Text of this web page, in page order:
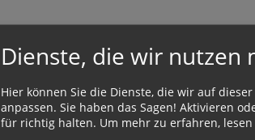
Dienste, die wir nutzen
Hier können Sie die Dienste, die wir auf
anpassen. Sie haben das Sagen! Aktivieren
für richtig halten. Um mehr zu erfahren,